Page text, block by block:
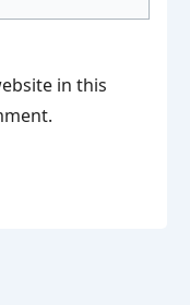
in this